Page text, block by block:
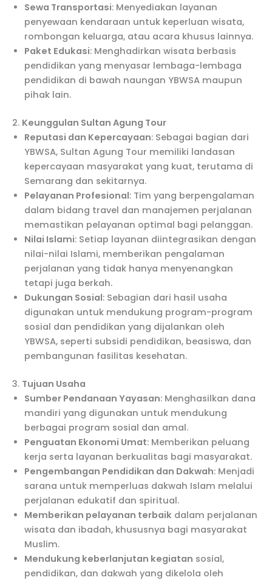
Sewa Transportasi: Menyediakan layanan
penyewaan kendaraan untuk keperluan wisata,
rombongan keluarga, atau acara khusus lainnya.
Paket Edukasi: Menghadirkan wisata berbasis
pendidikan yang menyasar lembaga-lembaga
pendidikan di bawah naungan YBWSA maupun
pihak lain.
2. Keunggulan Sultan Agung Tour
Reputasi dan Kepercayaan: Sebagai bagian dari
YBWSA, Sultan Agung Tour memiliki landasan
kepercayaan masyarakat yang kuat, terutama di
Semarang dan sekitarnya.
Pelayanan Profesional: Tim yang berpengalaman
dalam bidang travel dan manajemen perjalanan
memastikan pelayanan optimal bagi pelanggan.
Nilai Islami: Setiap layanan diintegrasikan dengan
nilai-nilai Islami, memberikan pengalaman
perjalanan yang tidak hanya menyenangkan
tetapi juga berkah.
Dukungan Sosial: Sebagian dari hasil usaha
digunakan untuk mendukung program-program
sosial dan pendidikan yang dijalankan oleh
YBWSA, seperti subsidi pendidikan, beasiswa, dan
pembangunan fasilitas kesehatan.
3. Tujuan Usaha
Sumber Pendanaan Yayasan: Menghasilkan dana
mandiri yang digunakan untuk mendukung
berbagai program sosial dan amal.
Penguatan Ekonomi Umat: Memberikan peluang
kerja serta layanan berkualitas bagi masyarakat.
Pengembangan Pendidikan dan Dakwah: Menjadi
sarana untuk memperluas dakwah Islam melalui
perjalanan edukatif dan spiritual.
Memberikan pelayanan terbaik dalam perjalanan
wisata dan ibadah, khususnya bagi masyarakat
Muslim.
Mendukung keberlanjutan kegiatan sosial,
pendidikan, dan dakwah yang dikelola oleh